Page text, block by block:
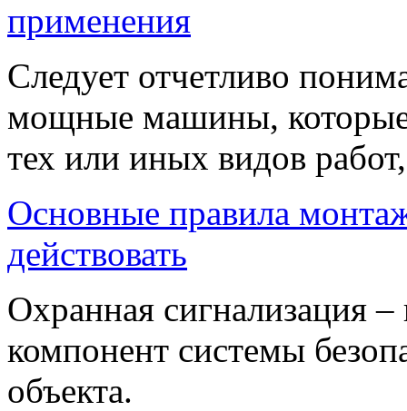
применения
Следует отчетливо
мощные машины, которые
тех или иных видов
Основные правила
действовать
Охранная сигнализация
компонент системы
объекта.